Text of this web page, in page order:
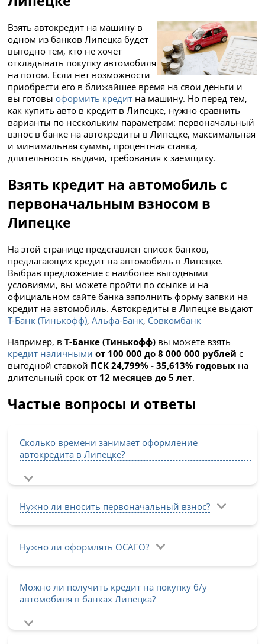
Взять автокредит на машину в
одном из банков Липецка будет
выгодно тем, кто не хочет
откладывать покупку автомобиля
на потом. Если нет возможности
приобрести его в ближайшее время на свои деньги и
вы готовы оформить кредит на машину. Но перед тем,
как купить авто в кредит в Липецке, нужно сравнить
варианты по нескольким параметрам: первоначальный
взнос в банке на автокредиты в Липецке, максимальная
и минимальная суммы, процентная ставка,
длительность выдачи, требования к заемщику.
Взять кредит на автомобиль с
первоначальным взносом в
Липецке
На этой странице представлен список банков,
предлагающих кредит на автомобиль в Липецке.
Выбрав предложение с наиболее выгодными
условиями, вы можете пройти по ссылке и на
официальном сайте банка заполнить форму заявки на
кредит на автомобиль. Автокредиты в Липецке выдают
Т-Банк (Тинькофф),Альфа-Банк, Совкомбанк
Например, вТ-Банке (Тинькофф) вы можете взять
кредит наличными от 100 000 до 8 000 000 рублей с
выгодной ставкой ПСК 24,799% - 35,613% годовых на
длительный срокот 12 месяцев до 5 лет.
Частые вопросы и ответы
Сколько времени занимает оформление
автокредита в Липецке?
Нужно ли вносить первоначальный взнос?
Нужно ли оформлять ОСАГО?
Можно ли получить кредит на покупку б/у
автомобиля в банках Липецка?